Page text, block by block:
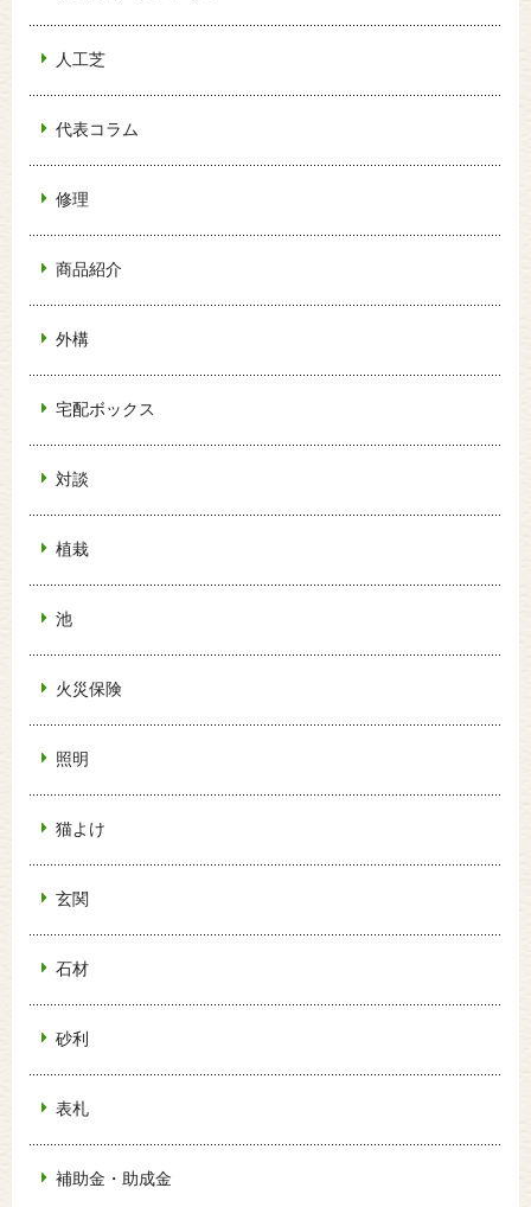
人工芝
代表コラム
修理
商品紹介
外構
宅配ボックス
対談
植栽
池
火災保険
照明
猫よけ
玄関
石材
砂利
表札
補助金・助成金